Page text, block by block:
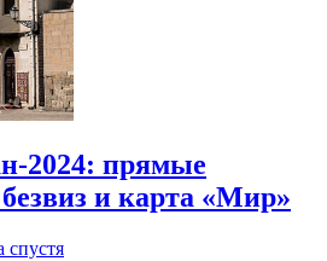
2024: прямые
и карта «Мир»
спустя